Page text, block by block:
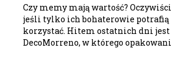
Czy memy mają wartość?
jeśli tylko ich bohaterowie potrafią
korzystać. Hitem ostatnich dni jest
DecoMorreno, w którego